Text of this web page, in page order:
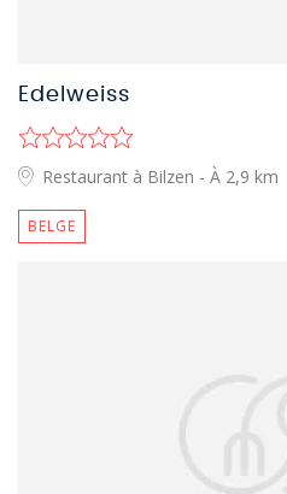
Edelweiss
Restaurant à Bilzen - À 2,9 km
BELGE